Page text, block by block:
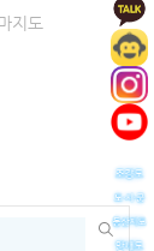
지도